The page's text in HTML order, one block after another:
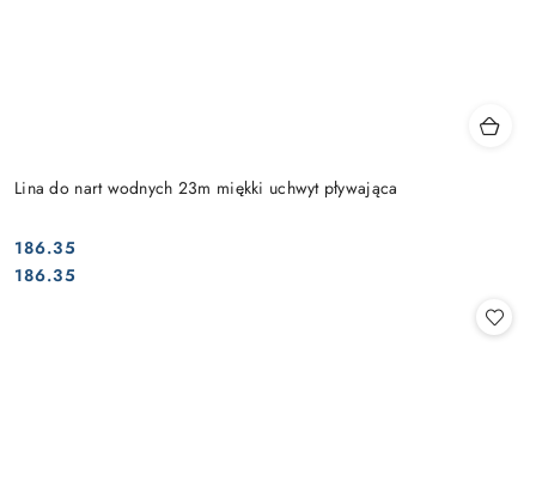
Lina do nart wodnych 23m miękki uchwyt pływająca
Cena:
186.35
Cena:
186.35